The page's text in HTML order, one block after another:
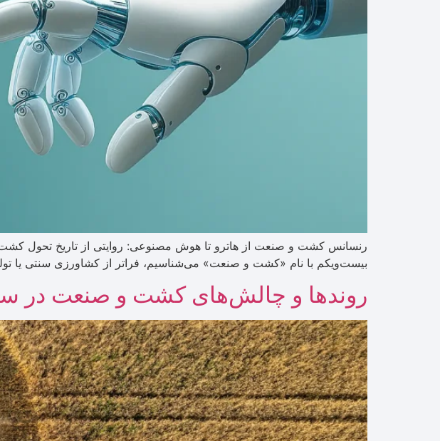
رنسانس کشت و صنعت از هاترو تا هوش مصنوعی: روایتی از تاریخ تحول کشت
بیست‌ویکم با نام «کشت و صنعت» می‌شناسیم، فراتر از کشاورزی سنتی یا
روندها و چالش‌های کشت و صنعت در سال